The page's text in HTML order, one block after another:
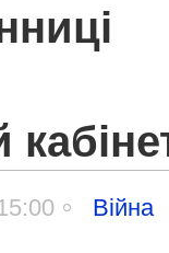
Війна